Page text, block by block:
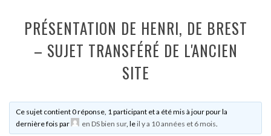
PRÉSENTATION DE HENRI, DE BREST
– SUJET TRANSFÉRÉ DE L'ANCIEN
SITE
Ce sujet contient 0 réponse, 1 participant et a été mis à jour pour la
dernière fois par
en DS bien sur, leil y a 10 années et 6 mois